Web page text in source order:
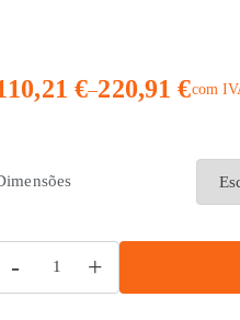
€–220,91€com
- +